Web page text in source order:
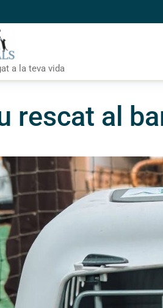
a la teva vida
rescat al